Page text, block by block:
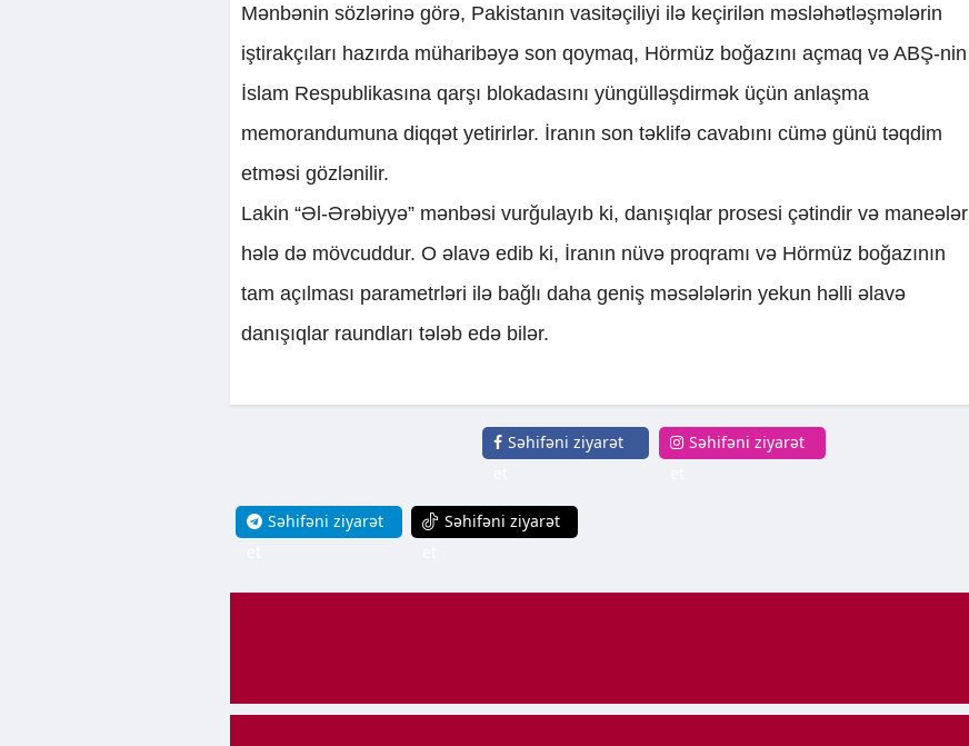
Mənbənin sözlərinə görə, Pakistanın vasitəçiliyi ilə keçirilən məsləhətləşmələrin
iştirakçıları hazırda müharibəyə son qoymaq, Hörmüz boğazını açmaq və ABŞ-nin
İslam Respublikasına qarşı blokadasını yüngülləşdirmək üçün anlaşma
memorandumuna diqqət yetirirlər. İranın son təklifə cavabını cümə günü təqdim
etməsi gözlənilir.
Lakin “Əl-Ərəbiyyə” mənbəsi vurğulayıb ki, danışıqlar prosesi çətindir və maneələr
hələ də mövcuddur. O əlavə edib ki, İranın nüvə proqramı və Hörmüz boğazının
tam açılması parametrləri ilə bağlı daha geniş məsələlərin yekun həlli əlavə
danışıqlar raundları tələb edə bilər.
Səhifəni ziyarət
Səhifəni ziyarət
Səhifəni ziyarət
Səhifəni ziyarət